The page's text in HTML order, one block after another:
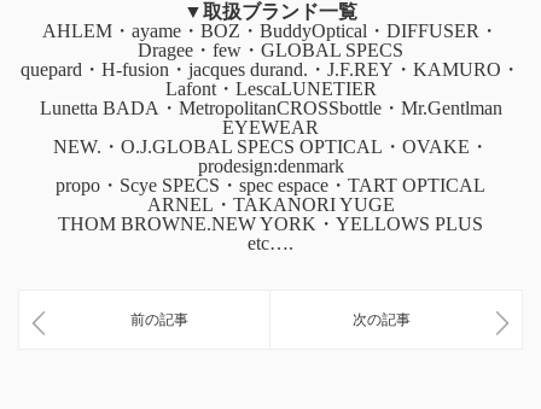
▼取扱ブランド一覧
AHLEM・ayame・BOZ・BuddyOptical・DIFFUSER・
Dragee・few・GLOBAL SPECS
quepard・H-fusion・jacques durand.・J.F.REY・KAMURO・
Lafont・LescaLUNETIER
Lunetta BADA・MetropolitanCROSSbottle・Mr.Gentlman
EYEWEAR
NEW.・O.J.GLOBAL SPECS OPTICAL・OVAKE・
prodesign:denmark
propo・Scye SPECS・spec espace・TART OPTICAL
ARNEL・TAKANORI YUGE
THOM BROWNE.NEW YORK・YELLOWS PLUS
etc….
前の記事 次の記事